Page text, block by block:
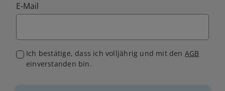
E-Mail
Ich bestätige, dass ich volljährig und mit den AGB
einverstanden bin.